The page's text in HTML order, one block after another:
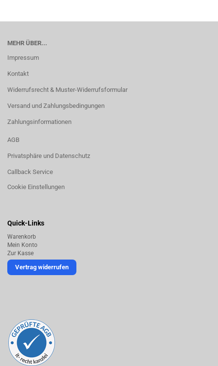
MEHR ÜBER...
Impressum
Kontakt
Widerrufsrecht & Muster-Widerrufsformular
Versand und Zahlungsbedingungen
Zahlungsinformationen
AGB
Privatsphäre und Datenschutz
Callback Service
Cookie Einstellungen
Quick-Links
Warenkorb
Mein Konto
Zur Kasse
Vertrag widerrufen